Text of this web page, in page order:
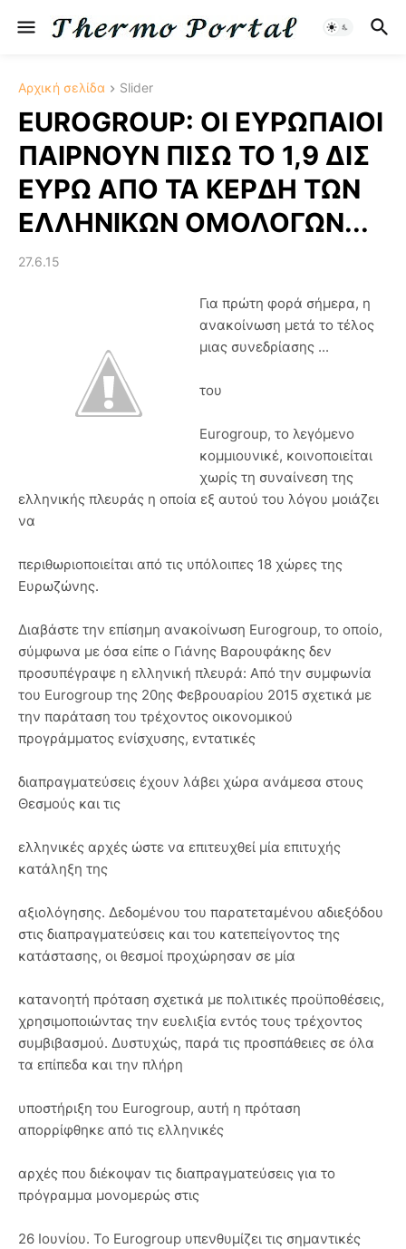
Αρχική σελίδα Slider
EUROGROUP: ΟΙ ΕΥΡΩΠΑΙΟΙ
ΠΑΙΡΝΟΥΝ ΠΙΣΩ ΤΟ 1,9 ΔΙΣ
ΕΥΡΩ ΑΠΟ ΤΑ ΚΕΡΔΗ ΤΩΝ
ΕΛΛΗΝΙΚΩΝ ΟΜΟΛΟΓΩΝ...
27.6.15
Για πρώτη φορά σήμερα, η
ανακοίνωση μετά το τέλος
μιας συνεδρίασης ...
του
Eurogroup, το λεγόμενο
κομμιουνικέ, κοινοποιείται
χωρίς τη συναίνεση της
ελληνικής πλευράς η οποία εξ αυτού του λόγου μοιάζει
να
περιθωριοποιείται από τις υπόλοιπες 18 χώρες της
Ευρωζώνης.
Διαβάστε την επίσημη ανακοίνωση Eurogroup, το οποίο,
σύμφωνα με όσα είπε ο Γιάνης Βαρουφάκης δεν
προσυπέγραψε η ελληνική πλευρά: Από την συμφωνία
του Eurogroup της 20ης Φεβρουαρίου 2015 σχετικά με
την παράταση του τρέχοντος οικονομικού
προγράμματος ενίσχυσης, εντατικές
διαπραγματεύσεις έχουν λάβει χώρα ανάμεσα στους
Θεσμούς και τις
ελληνικές αρχές ώστε να επιτευχθεί μία επιτυχής
κατάληξη της
αξιολόγησης. Δεδομένου του παρατεταμένου αδιεξόδου
στις διαπραγματεύσεις και του κατεπείγοντος της
κατάστασης, οι θεσμοί προχώρησαν σε μία
κατανοητή πρόταση σχετικά με πολιτικές προϋποθέσεις,
χρησιμοποιώντας την ευελιξία εντός τους τρέχοντος
συμβιβασμού. Δυστυχώς, παρά τις προσπάθειες σε όλα
τα επίπεδα και την πλήρη
υποστήριξη του Eurogroup, αυτή η πρόταση
απορρίφθηκε από τις ελληνικές
αρχές που διέκοψαν τις διαπραγματεύσεις για το
πρόγραμμα μονομερώς στις
26 Ιουνίου. Το Eurogroup υπενθυμίζει τις σημαντικές